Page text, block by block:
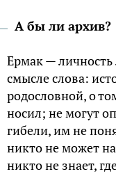
А бы ли архив?
Ермак —
смысле слова:
родословной, о
носил; не могут
гибели, им не
никто не может
никто не знает,